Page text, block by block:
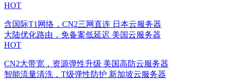
HOT
含国际T1网络，CN2三网直连 日本云服务器
大陆优化路由，免备案低延迟 美国云服务器
HOT
CN2大带宽，资源弹性升级 美国高防云服务器
智能流量清洗，T级弹性防护 新加坡云服务器